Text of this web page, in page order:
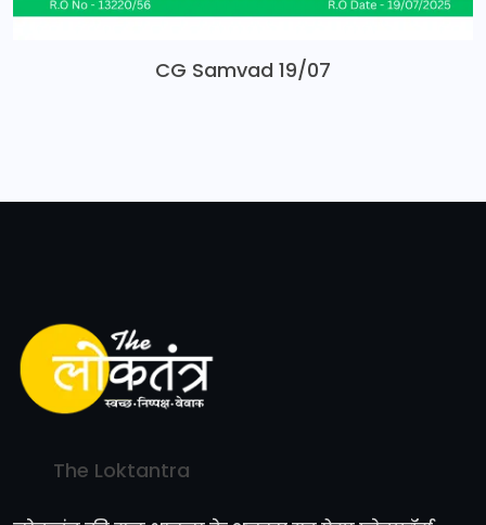
CG Samvad 19/07
The Loktantra